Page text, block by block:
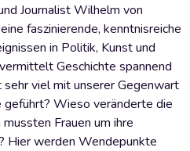
Journalist Wilhelm von
faszinierende, kenntnisreiche
in Politik, Kunst und
Geschichte spannend
sehr viel mit unserer Gegenwart
geführt? Wieso veränderte die
Frauen um ihre
Hier werden Wendepunkte